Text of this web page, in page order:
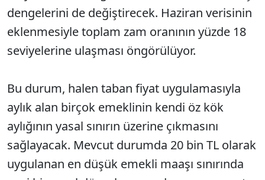
dengelerini de değiştirecek. Haziran verisinin
eklenmesiyle toplam zam oranının yüzde 18
seviyelerine ulaşması öngörülüyor.
Bu durum, halen taban fiyat uygulamasıyla
aylık alan birçok emeklinin kendi öz kök
aylığının yasal sınırın üzerine çıkmasını
sağlayacak. Mevcut durumda 20 bin TL olarak
uygulanan en düşük emekli maaşı sınırında